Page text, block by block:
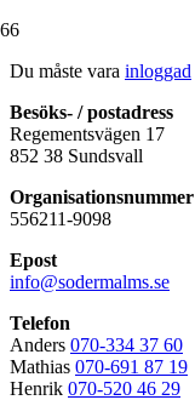
Du måste vara inloggad
Besöks- / postadress
Regementsvägen 17
852 38 Sundsvall
Organisationsnummer
556211-9098
Epost
info@sodermalms.se
Telefon
Anders 070-334 37 60
Mathias 070-691 87 19
Henrik 070-520 46 29